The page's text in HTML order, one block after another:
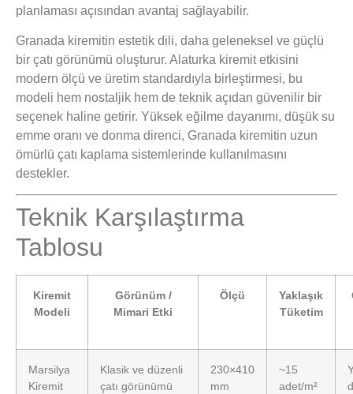
planlaması açısından avantaj sağlayabilir.
Granada kiremitin estetik dili, daha geleneksel ve güçlü
bir çatı görünümü oluşturur. Alaturka kiremit etkisini
modern ölçü ve üretim standardıyla birleştirmesi, bu
modeli hem nostaljik hem de teknik açıdan güvenilir bir
seçenek haline getirir. Yüksek eğilme dayanımı, düşük su
emme oranı ve donma direnci, Granada kiremitin uzun
ömürlü çatı kaplama sistemlerinde kullanılmasını
destekler.
Teknik Karşılaştırma
Tablosu
Kiremit
Modeli
Görünüm /
Mimari Etki
Ölçü
Yaklaşık
Tüketim
Marsilya
Kiremit
Klasik ve düzenli
çatı görünümü
230×410
mm
~15
adet/m²